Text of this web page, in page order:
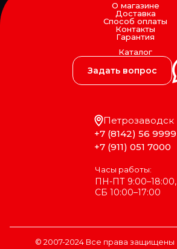
О магазине
Доставка
Способ оплаты
Контакты
Гарантия
Каталог
Петрозаводск
+7 (8142) 56 9999
+7 (911) 051 7000
Часы работы:
ПН-ПТ 9:00–18:00,
СБ 10:00–17:00
Задать вопрос
© 2007-2024 Все права защищены